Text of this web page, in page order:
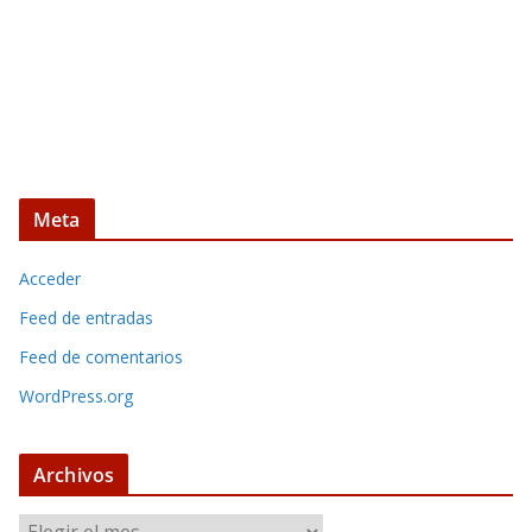
Meta
Acceder
Feed de entradas
Feed de comentarios
WordPress.org
Archivos